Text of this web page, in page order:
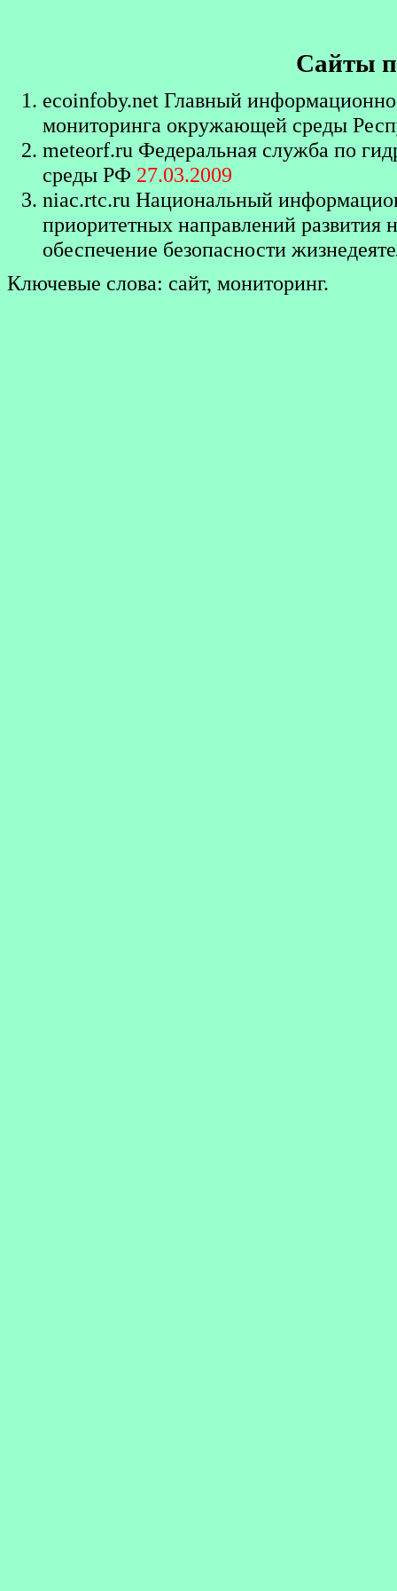
Сайты
ecoinfoby.net Главный
мониторинга окружающей среды
meteorf.ru Федеральная служба по
среды РФ 27.03.2009
niac.rtc.ru Национальный
приоритетных направлений развития
обеспечение безопасности
Ключевые слова: сайт, мониторинг.